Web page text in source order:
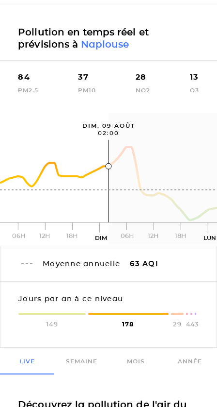
Pollution en temps réel et
prévisions à Naplouse
84
PM2.5
37
PM10
28
NO2
13
O3
DIM. 09 AOÛT
02:00
06H 12H 18H DIM 06H 12H 18H LUN
Moyenne annuelle 63 AQI
Jours par an à ce niveau
149 178 29 443
LIVE SEMAINE MOIS ANNÉE
Découvrez la pollution de l'air du